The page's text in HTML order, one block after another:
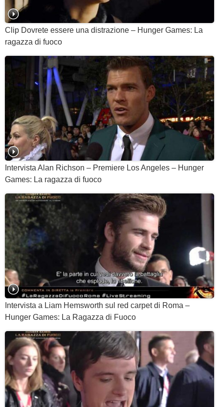
Clip Dovrete essere una distrazione – Hunger Games: La
ragazza di fuoco
Intervista Alan Richson – Premiere Los Angeles – Hunger
Games: La ragazza di fuoco
Intervista a Liam Hemsworth sul red carpet di Roma –
Hunger Games: La Ragazza di Fuoco